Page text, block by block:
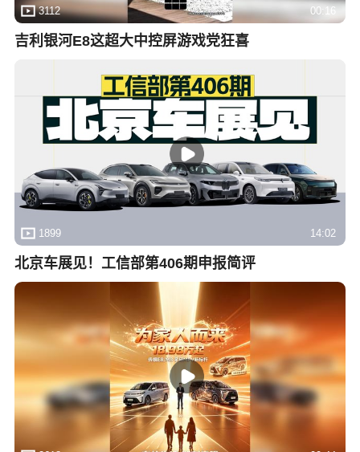
3112 00:16
吉利银河E8这超大中控屏游戏党狂喜
1899 14:02
北京车展见！工信部第406期申报简评